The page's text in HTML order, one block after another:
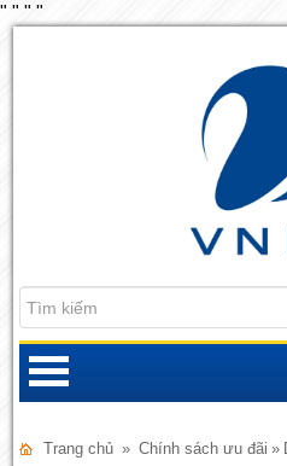
" " " "
Trang chủ » Chính sách ưu đãi »